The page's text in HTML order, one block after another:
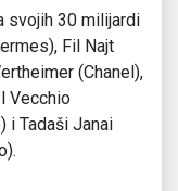
svojih 30 milijardi
Fil Najt
(Chanel),
Vecchio
i Tadaši Janai